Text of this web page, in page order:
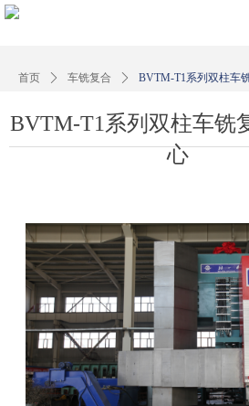
首页 ꄲ 车铣复合 ꄲ BVTM-T1系列双柱车
BVTM-T1系列双柱车铣
心